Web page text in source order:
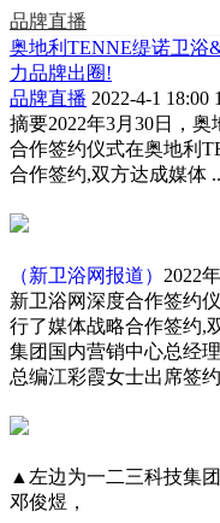
品牌直播
奥地利TENNE缇诺卫浴
力品牌出圈!
品牌直播 2022-4-1 18:00
摘要2022年3月30日，
合作签约仪式在奥地利
合作签约,双方达成媒体
（新卫浴网报道） 2022
新卫浴网深度合作签约
行了媒体战略合作签约,
集团国内营销中心总经
总编江彩霞女士出席签约
▲左边为一二三科技集
邓俊煜，